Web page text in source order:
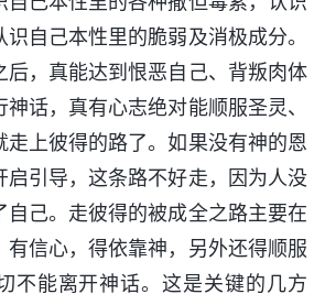
自己本性里的脆弱及消极成分。
后，真能达到恨恶自己、背叛肉体
话，真有心志绝对能顺服圣灵、
走上彼得的路了。如果没有神的恩
启引导，这条路不好走，因为人没
自己。走彼得的被成全之路主要在
有信心，得依靠神，另外还得顺服
不能离开神话。这是关键的几方